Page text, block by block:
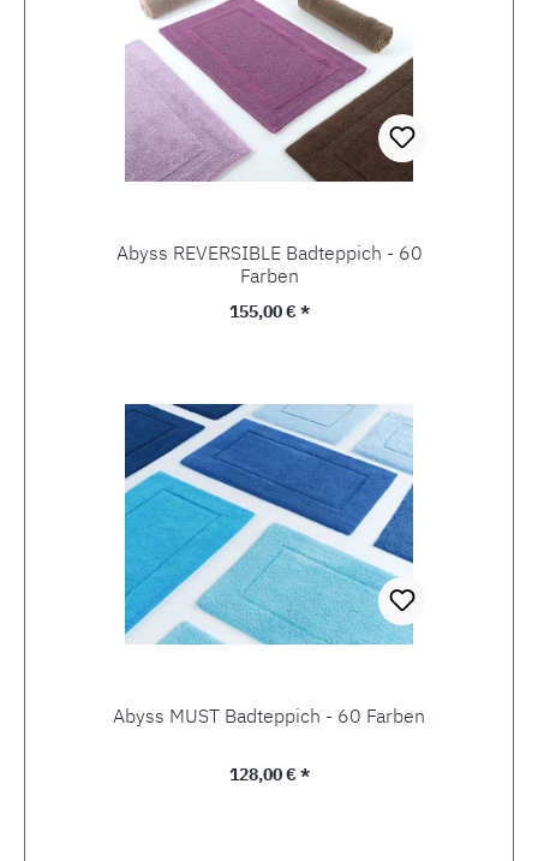
Abyss REVERSIBLE Badteppich - 60
Farben
Regulärer Preis:
155,00 € *
Abyss MUST Badteppich - 60 Farben
Regulärer Preis:
128,00 € *